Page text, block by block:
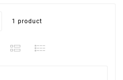
1 product